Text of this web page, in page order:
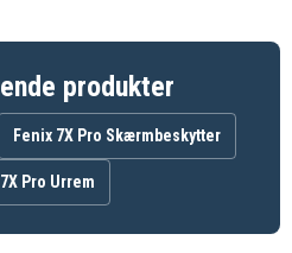
produkter
Fenix 7X Pro Skærmbeskytter
Pro Urrem